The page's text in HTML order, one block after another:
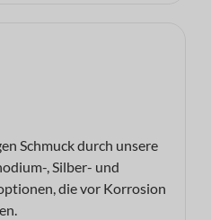
Schmuck durch unsere
, Silber- und
die vor Korrosion